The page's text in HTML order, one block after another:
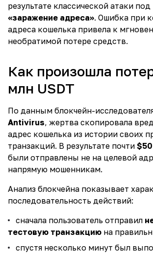
результате классической атаки
«заражение адреса». Ошибка при
адреса кошелька привела к
необратимой потере средств.
Как произошла
млн USDT
По данным блокчейн-
Antivirus, жертва скопировала
адрес кошелька из истории своих
транзакций. В результате почти
были отправлены не на целевой
напрямую мошенникам.
Анализ блокчейна показывает
последовательность действий:
сначала пользователь отправил
тестовую транзакцию на
спустя несколько минут был